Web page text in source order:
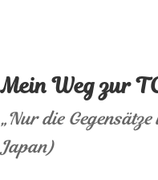
Mein Weg zur
„Nur die
Japan)